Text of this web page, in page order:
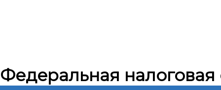
Федеральная налоговая